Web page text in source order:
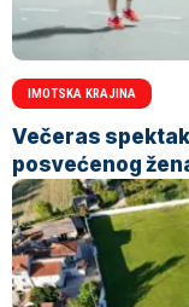
IMOTSKA KRAJINA
Večeras
posvećenog